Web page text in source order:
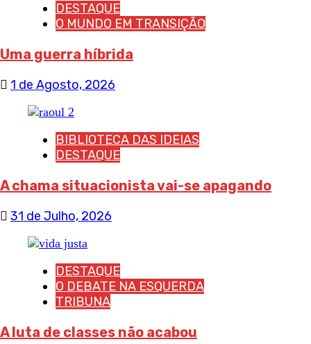
DESTAQUE
O MUNDO EM TRANSIÇÃO
Uma guerra híbrida
1 de Agosto, 2026
BIBLIOTECA DAS IDEIAS
DESTAQUE
A chama situacionista vai-se apagando
31 de Julho, 2026
DESTAQUE
O DEBATE NA ESQUERDA
TRIBUNA
A luta de classes não acabou